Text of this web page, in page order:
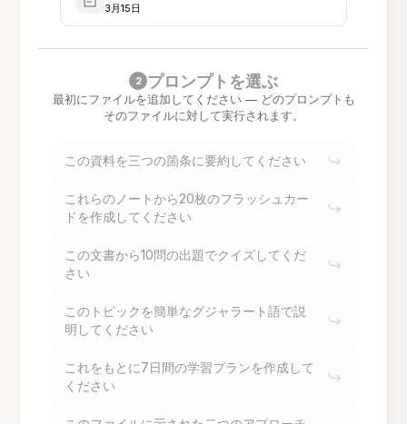
3月15日
2 プロンプトを選ぶ
最初にファイルを追加してください — どのプロンプトも
そのファイルに対して実行されます。
この資料を三つの箇条に要約してください
これらのノートから20枚のフラッシュカー
ドを作成してください
この文書から10問の出題でクイズしてくだ
さい
このトピックを簡単なグジャラート語で説
明してください
これをもとに7日間の学習プランを作成して
ください